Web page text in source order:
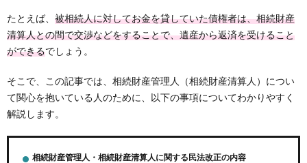
たとえば、 被相続人に対してお金を貸していた債権者は、相続財産
清算人との間で交渉などをすることで、遺産から返済を受けること
ができるでしょう。
そこで、この記事では、相続財産管理人（相続財産清算人）につい
て関心を抱いている人のために、以下の事項についてわかりやすく
解説します。
相続財産管理人・相続財産清算人に関する民法改正の内容